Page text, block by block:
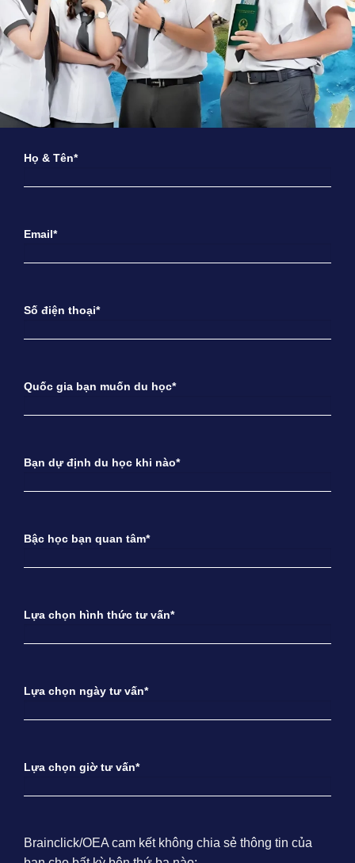
Họ & Tên*
Email*
Số điện thoại*
Quốc gia bạn muốn du học*
Bạn dự định du học khi nào*
Bậc học bạn quan tâm*
Lựa chọn hình thức tư vấn*
Lựa chọn ngày tư vấn*
Lựa chọn giờ tư vấn*
Brainclick/OEA cam kết không chia sẻ thông tin của